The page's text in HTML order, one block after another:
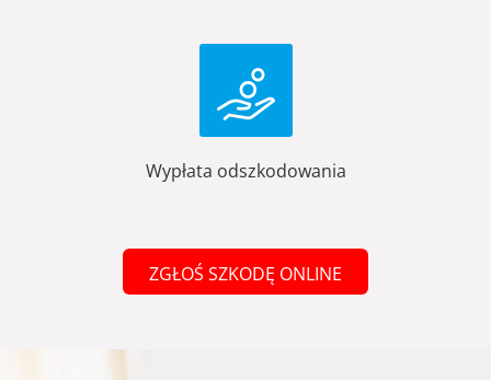
Wypłata odszkodowania
ZGŁOŚ SZKODĘ ONLINE